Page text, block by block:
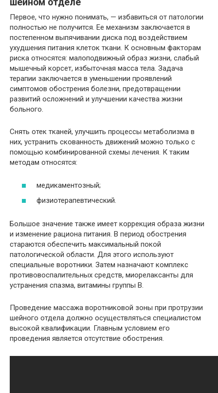
шейном отделе
Первое, что нужно понимать, — избавиться от патологии
полностью не получится. Ее механизм заключается в
постепенном выпячивании диска под воздействием
ухудшения питания клеток ткани. К основным факторам
риска относятся: малоподвижный образ жизни, слабый
мышечный корсет, избыточная масса тела. Задача
терапии заключается в уменьшении проявлений
симптомов обострения болезни, предотвращении
развитий осложнений и улучшении качества жизни
больного.
Снять отек тканей, улучшить процессы метаболизма в
них, устранить скованность движений можно только с
помощью комбинированной схемы лечения. К таким
методам относятся:
медикаментозный;
физиотерапевтический.
Большое значение также имеет коррекция образа жизни
и изменение рациона питания. В период обострения
стараются обеспечить максимальный покой
патологической области. Для этого используют
специальные воротники. Затем назначают комплекс
противовоспалительных средств, миорелаксанты для
устранения спазма, витамины группы В.
Проведение массажа воротниковой зоны при протрузии
шейного отдела должно осуществляться специалистом
высокой квалификации. Главным условием его
проведения является отсутствие обострения.